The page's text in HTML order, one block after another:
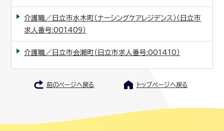
介護職／日立市水木町（ナーシングケアレジデンス）（日立市
求人番号:001409）
介護職／日立市会瀬町（日立市求人番号:001410）
前のページへ戻る トップページへ戻る